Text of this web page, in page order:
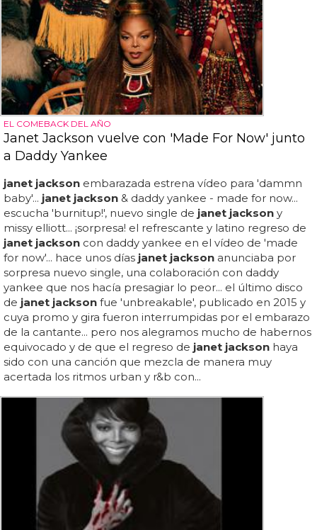
EL COMEBACK DEL AÑO
Janet Jackson vuelve con 'Made For Now' junto
a Daddy Yankee
janet jackson embarazada estrena vídeo para 'dammn
baby'... janet jackson & daddy yankee - made for now...
escucha 'burnitup!', nuevo single de janet jackson y
missy elliott... ¡sorpresa! el refrescante y latino regreso de
janet jackson con daddy yankee en el vídeo de 'made
for now'... hace unos días janet jackson anunciaba por
sorpresa nuevo single, una colaboración con daddy
yankee que nos hacía presagiar lo peor... el último disco
de janet jackson fue 'unbreakable', publicado en 2015 y
cuya promo y gira fueron interrumpidas por el embarazo
de la cantante... pero nos alegramos mucho de habernos
equivocado y de que el regreso de janet jackson haya
sido con una canción que mezcla de manera muy
acertada los ritmos urban y r&b con...